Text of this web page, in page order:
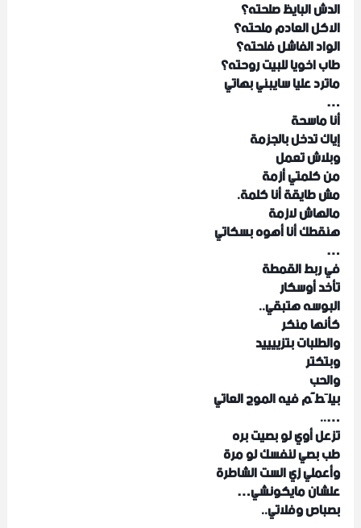
الدش البايظ صلحته؟
الاكل العادم ملحته؟
الواد الفاشل فلحته؟
طاب اخويا للبيت روحته؟
ماترد عليا سايبني بهاتي
…
أنا ماسحة
إياك تدخل بالجزمة
وبلاش تعمل
من كلمتي أزمة
مش طايقة أنا كلمة.
مالهاش لازمة
هنقطك أنا أهوه بسكاتي
…
في ربط القمطة
تأخد أوسكار
البوسه هتبقي..
كأنها منكر
والطلبات بتزييييد
وبتكتر
والحب
بيلَطَّم فيه الموج العاتي
…..
تزعل أوي لو بصيت بره
طب بصي لنفسك لو مرة
وأعملي زي الست الشاطرة
علشان مايكونشي…
بصباص وفلاتي..